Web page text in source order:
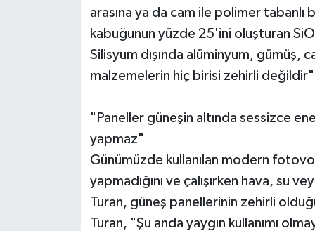
arasına ya da cam ile polimer tabanlı
kabuğunun yüzde 25'ini oluşturan
Silisyum dışında alüminyum, gümüş,
malzemelerin hiç birisi zehirli
"Paneller güneşin altında sessizce
yapmaz"
Günümüzde kullanılan modern
yapmadığını ve çalışırken hava, su
Turan, güneş panellerinin zehirli
Turan, "Şu anda yaygın kullanımı